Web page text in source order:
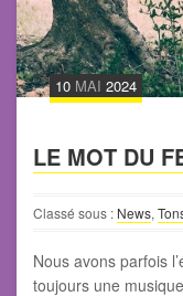
10 MAI 2024
LE MOT DU
Classé sous : News,
Nous avons parfois
toujours une